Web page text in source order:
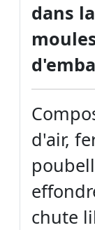
dans
d'air,
chute